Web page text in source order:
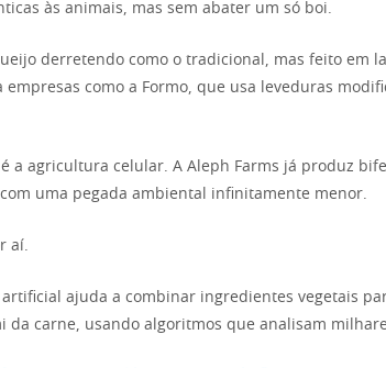
às animais, mas sem abater um só boi.
derretendo como o tradicional, mas feito em
empresas como a Formo, que usa leveduras
a agricultura celular. A Aleph Farms já produz
uma pegada ambiental infinitamente menor.
aí.
ajuda a combinar ingredientes vegetais
da carne, usando algoritmos que analisam